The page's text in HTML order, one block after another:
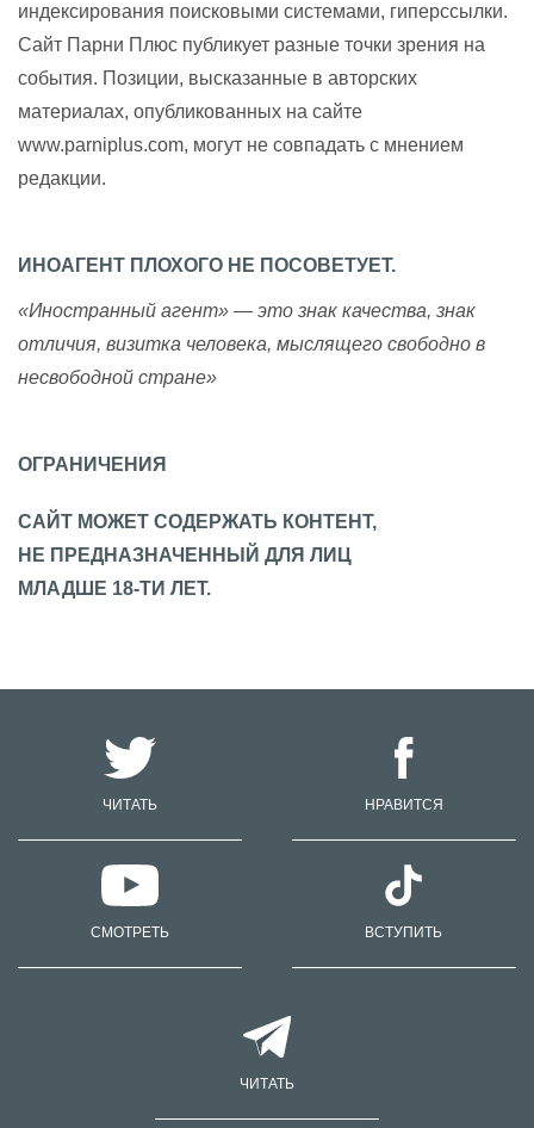
индексирования поисковыми системами, гиперссылки.
Сайт Парни Плюс публикует разные точки зрения на
события. Позиции, высказанные в авторских
материалах, опубликованных на сайте
www.parniplus.com, могут не совпадать с мнением
редакции.
ИНОАГЕНТ ПЛОХОГО НЕ ПОСОВЕТУЕТ.
«Иностранный агент» — это знак качества, знак
отличия, визитка человека, мыслящего свободно в
несвободной стране»
ОГРАНИЧЕНИЯ
САЙТ МОЖЕТ СОДЕРЖАТЬ КОНТЕНТ,
НЕ ПРЕДНАЗНАЧЕННЫЙ ДЛЯ ЛИЦ
МЛАДШЕ 18-ТИ ЛЕТ.
ЧИТАТЬ НРАВИТСЯ
СМОТРЕТЬ ВСТУПИТЬ
ЧИТАТЬ